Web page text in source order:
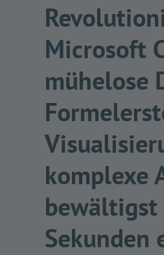
Microsoft
mühelose
komplexe
Sekunden